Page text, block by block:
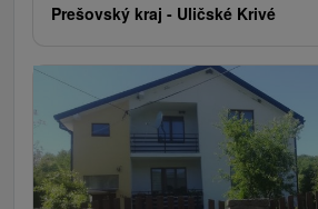
Prešovský kraj - Uličské Krivé